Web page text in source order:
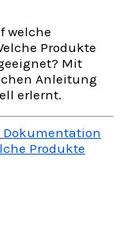
welche
Produkte
Mit
Anleitung
erlernt.
Produkte